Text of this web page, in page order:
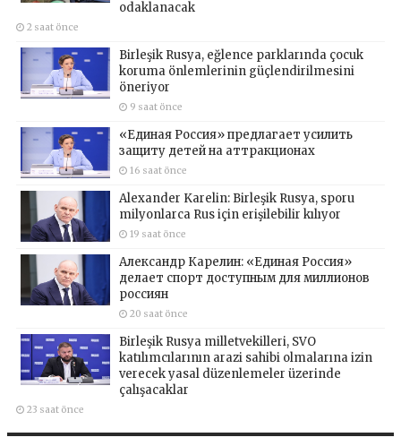
odaklanacak
2 saat önce
Birleşik Rusya, eğlence parklarında çocuk
koruma önlemlerinin güçlendirilmesini
öneriyor
9 saat önce
«Единая Россия» предлагает усилить
защиту детей на аттракционах
16 saat önce
Alexander Karelin: Birleşik Rusya, sporu
milyonlarca Rus için erişilebilir kılıyor
19 saat önce
Александр Карелин: «Единая Россия»
делает спорт доступным для миллионов
россиян
20 saat önce
Birleşik Rusya milletvekilleri, SVO
katılımcılarının arazi sahibi olmalarına izin
verecek yasal düzenlemeler üzerinde
çalışacaklar
23 saat önce